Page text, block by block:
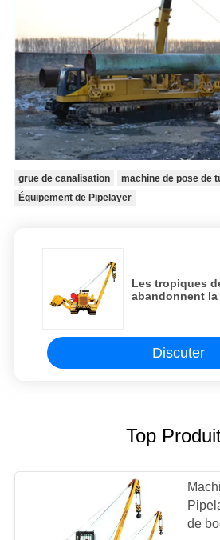
grue de canalisation
machine de pose de
Équipement de Pipelayer
Les tropiques
abandonnent
Discuter
Top
de